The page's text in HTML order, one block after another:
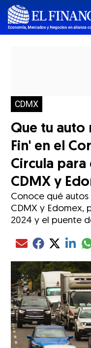
CDMX
Que tu auto
Fin' en el
Circula para
CDMX y
Conoce qué autos
CDMX y Edomex,
2024 y el puente
Compartir el artículo
Compartir el
Compartir